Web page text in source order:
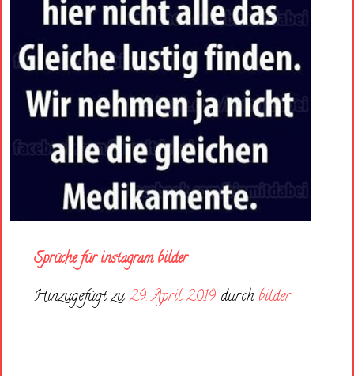
Sprüche für instagram bilder
Hinzugefügt zu29. April 2019 durch bilder